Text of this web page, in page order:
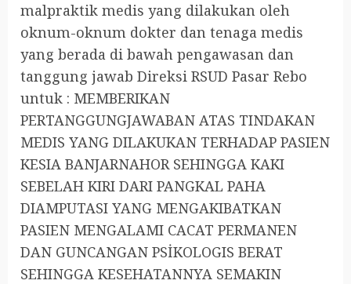
malpraktik medis yang dilakukan oleh
oknum-oknum dokter dan tenaga medis
yang berada di bawah pengawasan dan
tanggung jawab Direksi RSUD Pasar Rebo
untuk : MEMBERIKAN
PERTANGGUNGJAWABAN ATAS TINDAKAN
MEDIS YANG DILAKUKAN TERHADAP PASIEN
KESIA BANJARNAHOR SEHINGGA KAKI
SEBELAH KIRI DARI PANGKAL PAHA
DIAMPUTASI YANG MENGAKIBATKAN
PASIEN MENGALAMI CACAT PERMANEN
DAN GUNCANGAN PSİKOLOGIS BERAT
SEHINGGA KESEHATANNYA SEMAKIN